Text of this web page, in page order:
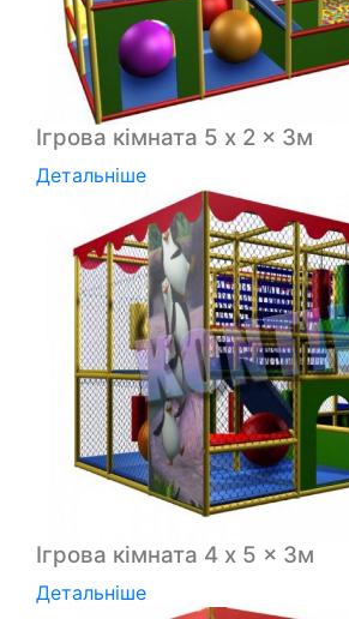
Ігрова кімната 5 x 2 x 3м
Детальніше
Ігрова кімната 4 x 5 x 3м
Детальніше